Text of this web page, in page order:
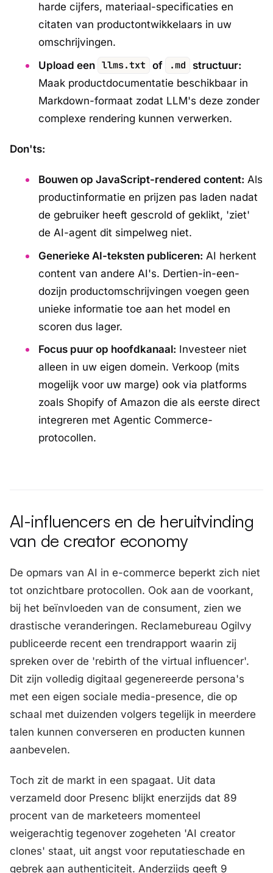
harde cijfers, materiaal-specificaties en
citaten van productontwikkelaars in uw
omschrijvingen.
Upload een llms.txt of .md
structuur:
Maak productdocumentatie beschikbaar in
Markdown-formaat zodat LLM's deze zonder
complexe rendering kunnen verwerken.
Don'ts:
Bouwen op JavaScript-rendered content: Als
productinformatie en prijzen pas laden nadat
de gebruiker heeft gescrold of geklikt, 'ziet'
de AI-agent dit simpelweg niet.
Generieke AI-teksten publiceren: AI herkent
content van andere AI's. Dertien-in-een-
dozijn productomschrijvingen voegen geen
unieke informatie toe aan het model en
scoren dus lager.
Focus puur op hoofdkanaal: Investeer niet
alleen in uw eigen domein. Verkoop (mits
mogelijk voor uw marge) ook via platforms
zoals Shopify of Amazon die als eerste direct
integreren met Agentic Commerce-
protocollen.
AI-influencers en de heruitvinding
van de creator economy
De opmars van AI in e-commerce beperkt zich niet
tot onzichtbare protocollen. Ook aan de voorkant,
bij het beïnvloeden van de consument, zien we
drastische veranderingen. Reclamebureau Ogilvy
publiceerde recent een trendrapport waarin zij
spreken over de 'rebirth of the virtual influencer'.
Dit zijn volledig digitaal gegenereerde persona's
met een eigen sociale media-presence, die op
schaal met duizenden volgers tegelijk in meerdere
talen kunnen converseren en producten kunnen
aanbevelen.
Toch zit de markt in een spagaat. Uit data
verzameld door Presenc blijkt enerzijds dat 89
procent van de marketeers momenteel
weigerachtig tegenover zogeheten 'AI creator
clones' staat, uit angst voor reputatieschade en
gebrek aan authenticiteit. Anderzijds geeft 9